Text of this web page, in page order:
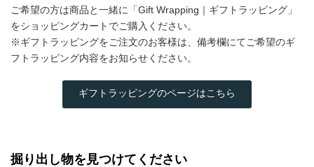
ご希望の方は商品と一緒に「Gift Wrapping｜ギフトラッピング」
をショッピングカートでご購入ください。
※ギフトラッピングをご注文のお客様は、備考欄にてご希望のギ
フトラッピング内容をお知らせください。
ギフトラッピングのページはこちら
掘り出し物を見つけてください